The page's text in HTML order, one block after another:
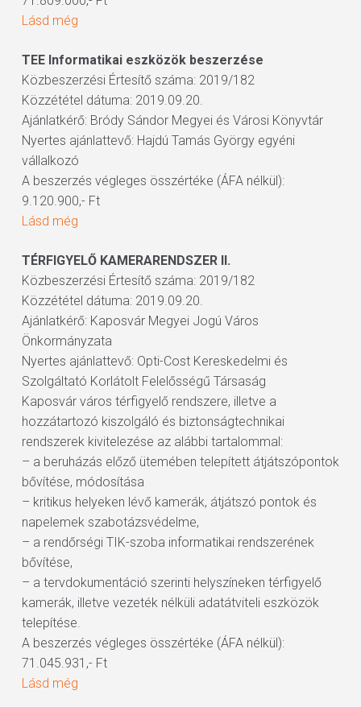
Lásd még
TEE Informatikai eszközök beszerzése
Közbeszerzési Értesítő száma: 2019/182
Közzététel dátuma: 2019.09.20.
Ajánlatkérő: Bródy Sándor Megyei és Városi Könyvtár
Nyertes ajánlattevő: Hajdú Tamás György egyéni
vállalkozó
A beszerzés végleges összértéke (ÁFA nélkül):
9.120.900,- Ft
Lásd még
TÉRFIGYELŐ KAMERARENDSZER II.
Közbeszerzési Értesítő száma: 2019/182
Közzététel dátuma: 2019.09.20.
Ajánlatkérő: Kaposvár Megyei Jogú Város
Önkormányzata
Nyertes ajánlattevő: Opti-Cost Kereskedelmi és
Szolgáltató Korlátolt Felelősségű Társaság
Kaposvár város térfigyelő rendszere, illetve a
hozzátartozó kiszolgáló és biztonságtechnikai
rendszerek kivitelezése az alábbi tartalommal:
– a beruházás előző ütemében telepített átjátszópontok
bővítése, módosítása
– kritikus helyeken lévő kamerák, átjátszó pontok és
napelemek szabotázsvédelme,
– a rendőrségi TIK-szoba informatikai rendszerének
bővítése,
– a tervdokumentáció szerinti helyszíneken térfigyelő
kamerák, illetve vezeték nélküli adatátviteli eszközök
telepítése.
A beszerzés végleges összértéke (ÁFA nélkül):
71.045.931,- Ft
Lásd még